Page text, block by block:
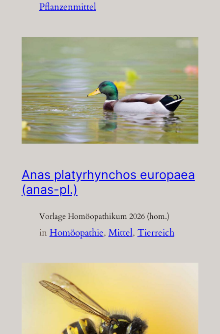
Pflanzenmittel
Anas platyrhynchos europaea
(anas-pl.)
Vorlage Homöopathikum 2026 (hom.)
inHomöopathie, Mittel, Tierreich